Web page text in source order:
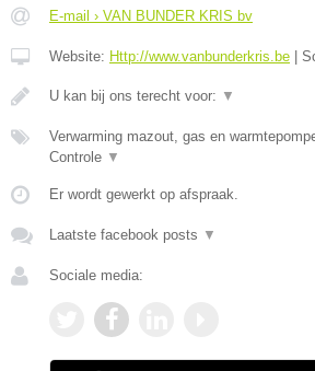
E-mail › VAN BUNDER KRIS bv
Website: Http://www.vanbunderkris.be
U kan bij ons terecht voor: ▼
Verwarming mazout, gas en
Controle ▼
Er wordt gewerkt op afspraak.
Laatste facebook posts ▼
Sociale media: